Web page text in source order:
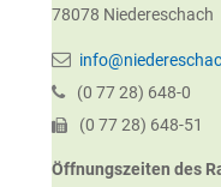
78078 Niedereschach
(0 7728) 648-0
(0 7728) 648-51
Öffnungszeiten des